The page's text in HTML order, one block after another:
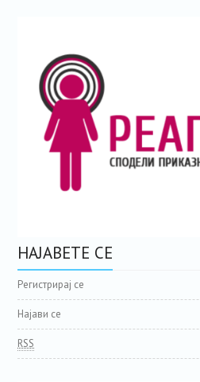
НАЈАВЕТЕ СЕ
Регистрирај се
Најави се
RSS